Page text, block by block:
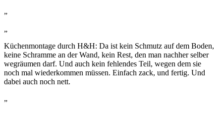
„
„
Küchenmontage durch H&H: Da ist kein Schmutz auf dem Boden,
keine Schramme an der Wand, kein Rest, den man nachher selber
wegräumen darf. Und auch kein fehlendes Teil, wegen dem sie
noch mal wiederkommen müssen. Einfach zack, und fertig. Und
dabei auch noch nett.
„